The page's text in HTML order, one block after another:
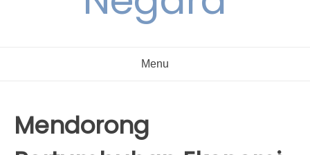
Menu
Mendorong